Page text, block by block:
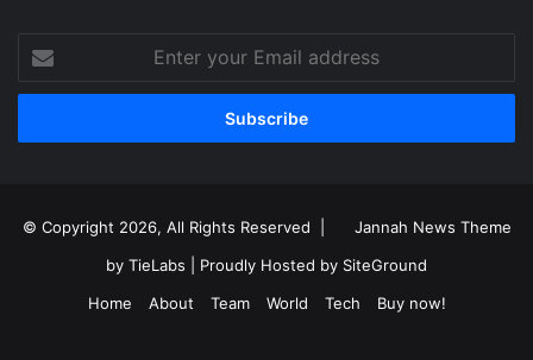
your
Email
© Copyright 2026, All Rights Reserved |
Jannah News Theme
by TieLabs | Proudly Hosted by SiteGround
Home
About Team World Tech Buy now!